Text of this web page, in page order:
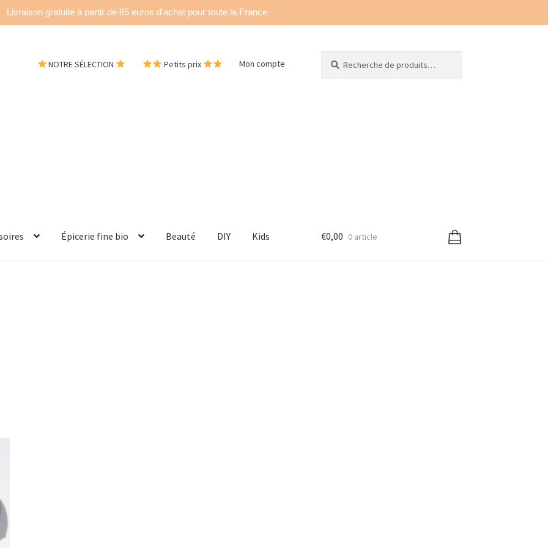
Livraison gratuite à partir de 85 euros d'achat pour toute la France
NOTRE SÉLECTION Petits prix Mon compte
pour :
Épicerie fine bio Beauté DIY Kids €0,00 0 article